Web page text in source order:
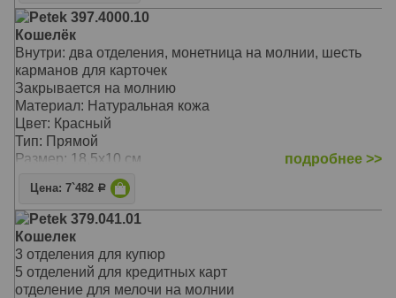
Petek 397.4000.10
Кошелёк
Внутри: два отделения, монетница на молнии, шесть
карманов для карточек
Закрывается на молнию
Материал: Натуральная кожа
Цвет: Красный
Тип: Прямой
Размер: 18,5х10 см
подробнее >>
Цена: 7`482 Р
Petek 379.041.01
Кошелек
3 отделения для купюр
5 отделений для кредитных карт
отделение для мелочи на молнии